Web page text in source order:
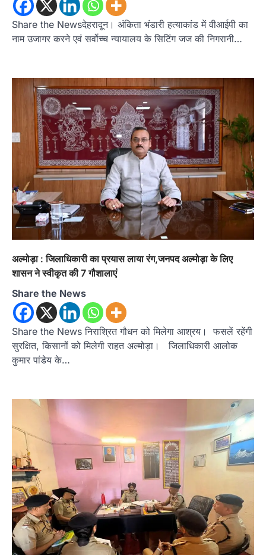
Share the Newsदेहरादून। अंकिता भंडारी हत्याकांड में वीआईपी का
नाम उजागर करने एवं सर्वोच्च न्यायालय के सिटिंग जज की निगरानी…
अल्मोड़ा : जिलाधिकारी का प्रयास लाया रंग,जनपद अल्मोड़ा के लिए
शासन ने स्वीकृत की 7 गौशालाएं
Share the News
Share the News निराश्रित गौधन को मिलेगा आश्रय। फसलें रहेंगी
सुरक्षित, किसानों को मिलेगी राहत अल्मोड़ा। जिलाधिकारी आलोक
कुमार पांडेय के…